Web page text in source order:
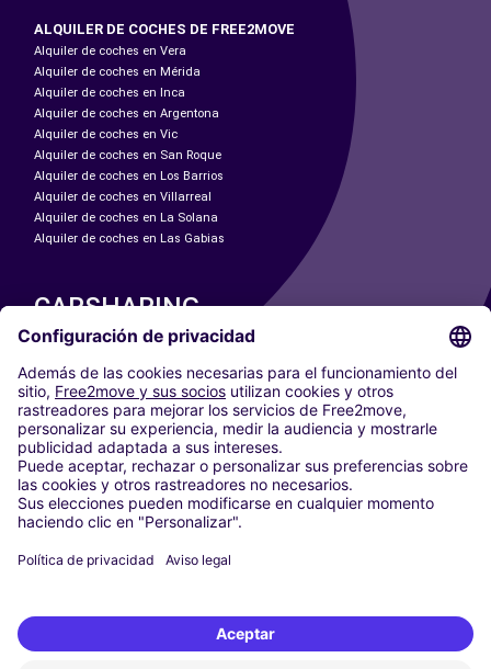
ALQUILER DE COCHES DE FREE2MOVE
Alquiler de coches en Vera
Alquiler de coches en Mérida
Alquiler de coches en Inca
Alquiler de coches en Argentona
Alquiler de coches en Vic
Alquiler de coches en San Roque
Alquiler de coches en Los Barrios
Alquiler de coches en Villarreal
Alquiler de coches en La Solana
Alquiler de coches en Las Gabias
CARSHARING
NUESTRAS CIUDADES
Paris
Madrid
Washington DC
Milán
Roma
Turín
Viena
Berlín
Düsseldorf